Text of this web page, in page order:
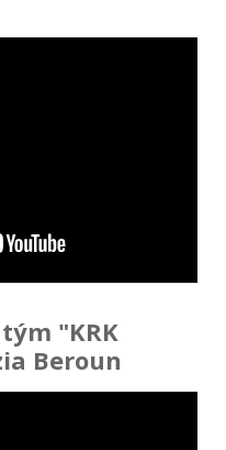
"KRK
Beroun